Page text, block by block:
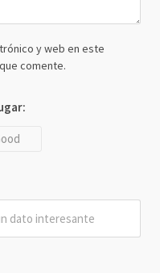
y web en este
comente.